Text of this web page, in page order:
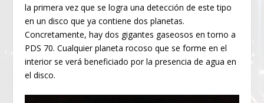
la primera vez que se logra una detección de este tipo
en un disco que ya contiene dos planetas.
Concretamente, hay dos gigantes gaseosos en torno a
PDS 70. Cualquier planeta rocoso que se forme en el
interior se verá beneficiado por la presencia de agua en
el disco.